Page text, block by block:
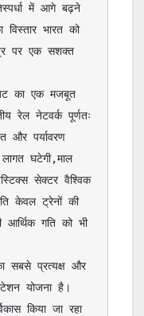
में आगे बढ़ने
भारत को
पर एक सशक्त
रेल नेटवर्क पूर्णतः
और पर्यावरण
घटेगी,माल
सेक्टर वैश्विक
केवल ट्रेनों की
आर्थिक गति को भी
योजना है।
किया जा रहा